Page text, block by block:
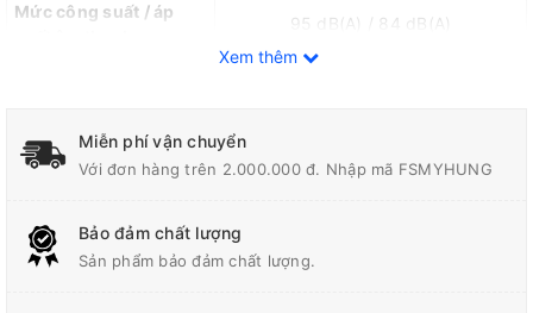
Mức công suất / áp
95 dB(A) / 84 dB(A)
GTR 550
Máy chà nhám tường khô cần dài Bosch GTR 550
(06017D40K0) là dòng máy chà nhám chuyên dụng thế hệ mới
Xem thêm
Miễn phí vận chuyển
Với đơn hàng trên 2.000.000 đ. Nhập mã FSMYHUNG
Bảo đảm chất lượng
Sản phẩm bảo đảm chất lượng.